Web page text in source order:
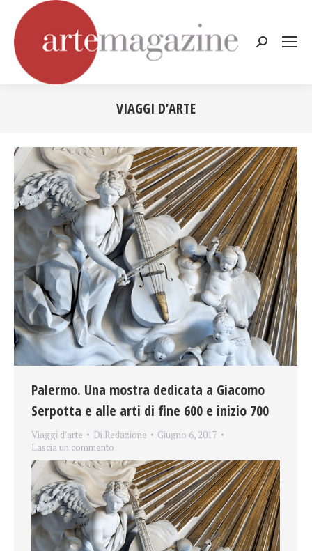
Cerca:
VIAGGI D’ARTE
Palermo. Una mostra dedicata a Giacomo
Serpotta e alle arti di fine 600 e inizio 700
Viaggi d'arte Di Redazione
Giugno 6, 2017
Lascia un commento